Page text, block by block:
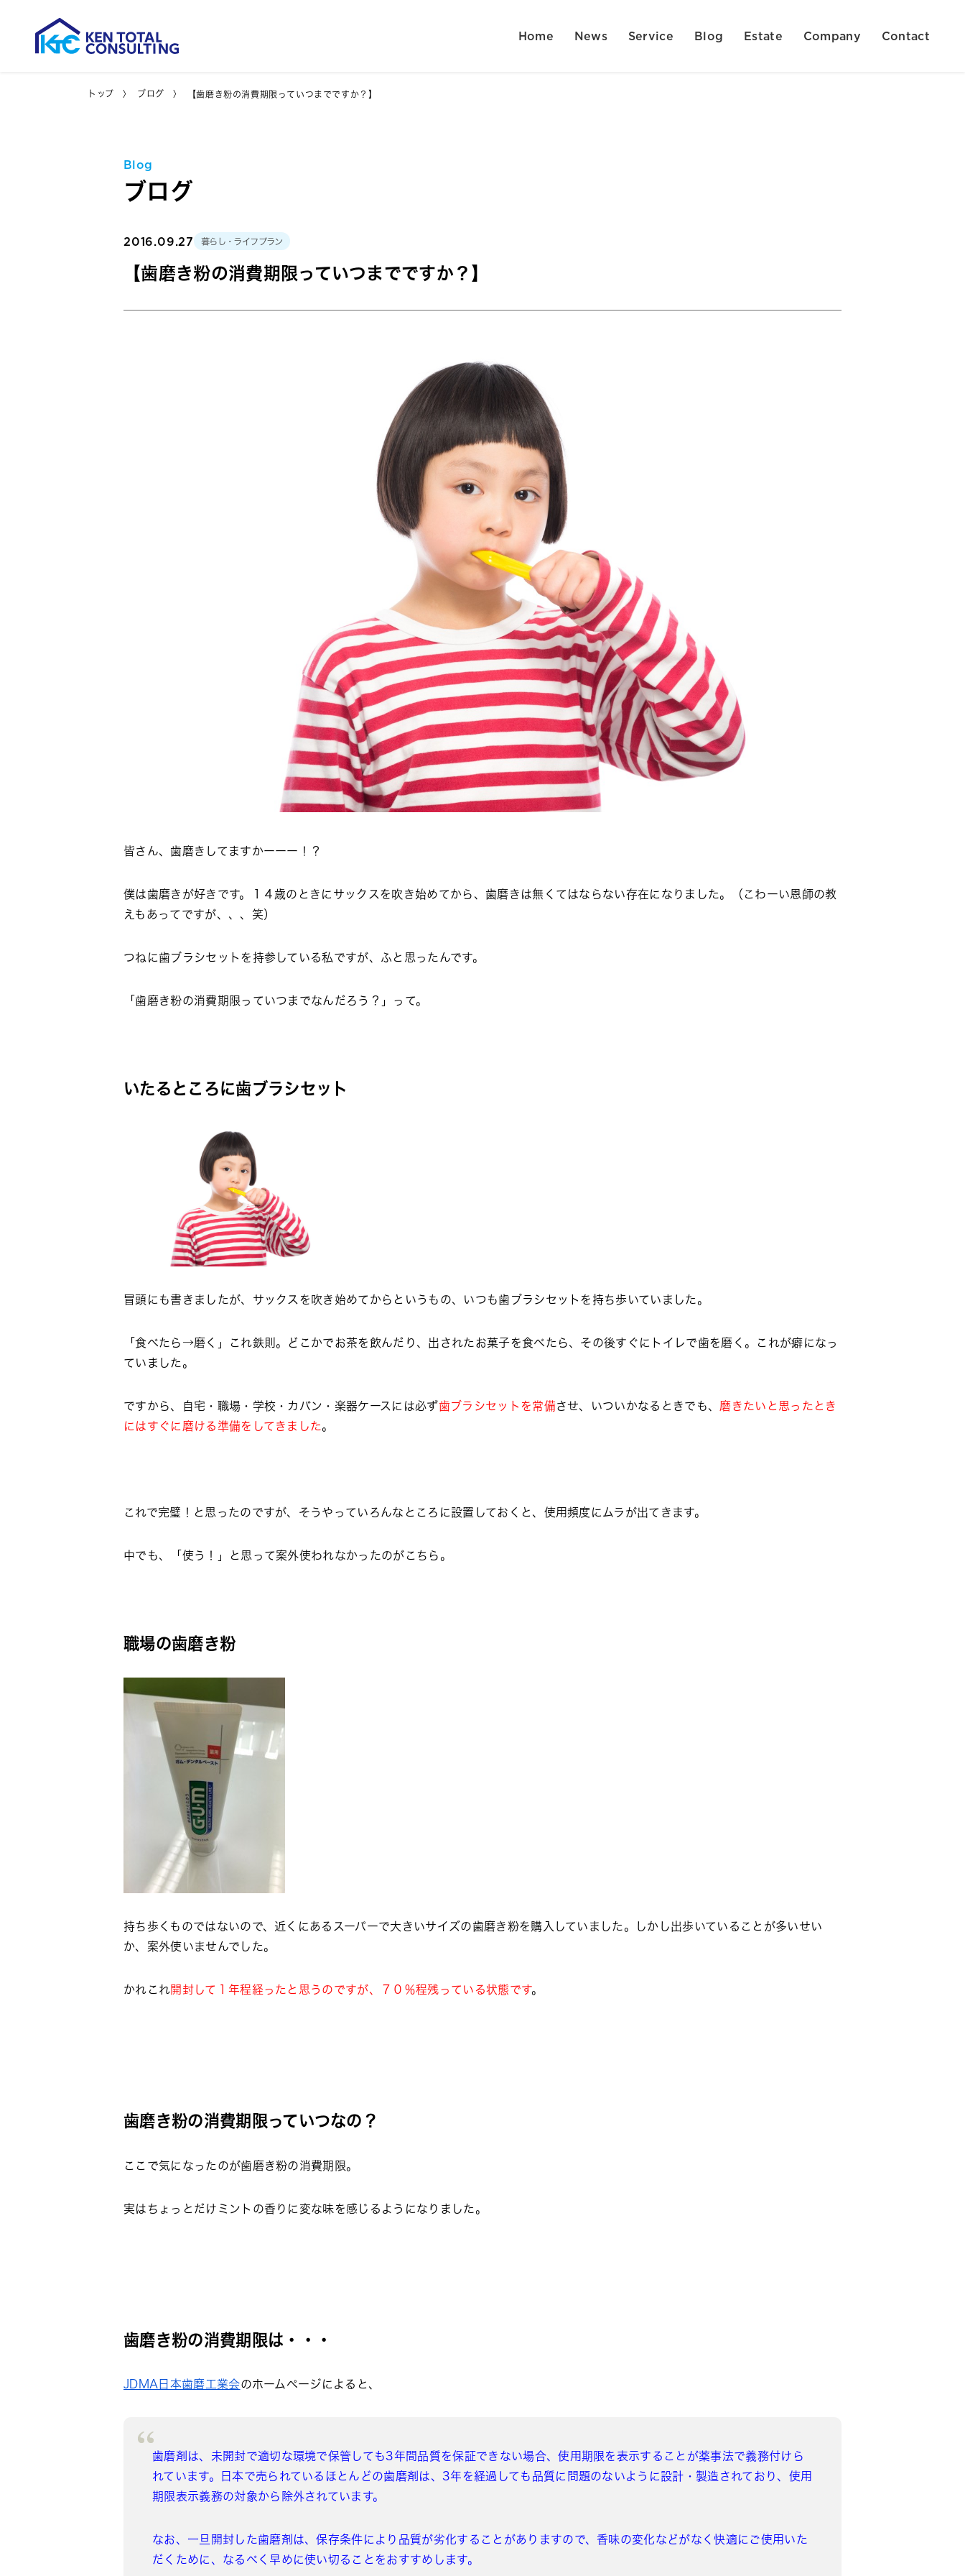
Home News Service Blog Estate Company Contact
トップ ブログ 【歯磨き粉の消費期限っていつまでですか？】
Blog
ブログ
2016.09.27 暮らし・ライフプラン
【歯磨き粉の消費期限っていつまでですか？】
皆さん、歯磨きしてますかーーー！？
僕は歯磨きが好きです。１４歳のときにサックスを吹き始めてから、歯磨きは無くてはならない存在になりました。（こわーい恩師の教
えもあってですが、、、笑）
つねに歯ブラシセットを持参している私ですが、ふと思ったんです。
「歯磨き粉の消費期限っていつまでなんだろう？」って。
いたるところに歯ブラシセット
冒頭にも書きましたが、サックスを吹き始めてからというもの、いつも歯ブラシセットを持ち歩いていました。
「食べたら→磨く」これ鉄則。どこかでお茶を飲んだり、出されたお菓子を食べたら、その後すぐにトイレで歯を磨く。これが癖になっ
ていました。
ですから、自宅・職場・学校・カバン・楽器ケースには必ず歯ブラシセットを常備させ、いついかなるときでも、 磨きたいと思ったとき
にはすぐに磨ける準備をしてきました。
これで完璧！と思ったのですが、そうやっていろんなところに設置しておくと、使用頻度にムラが出てきます。
中でも、「使う！」と思って案外使われなかったのがこちら。
職場の歯磨き粉
持ち歩くものではないので、近くにあるスーパーで大きいサイズの歯磨き粉を購入していました。しかし出歩いていることが多いせい
か、案外使いませんでした。
かれこれ開封して１年程経ったと思うのですが、７０％程残っている状態です。
歯磨き粉の消費期限っていつなの？
ここで気になったのが歯磨き粉の消費期限。
実はちょっとだけミントの香りに変な味を感じるようになりました。
歯磨き粉の消費期限は・・・
JDMA日本歯磨工業会のホームページによると、
歯磨剤は、未開封で適切な環境で保管しても3年間品質を保証できない場合、使用期限を表示することが薬事法で義務付けら
れています。日本で売られているほとんどの歯磨剤は、3年を経過しても品質に問題のないように設計・製造されており、使用
期限表示義務の対象から除外されています。
なお、一旦開封した歯磨剤は、保存条件により品質が劣化することがありますので、香味の変化などがなく快適にご使用いた
だくために、なるべく早めに使い切ることをおすすめします。